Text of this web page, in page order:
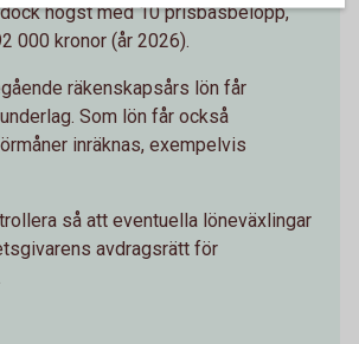
högst med 10 prisbasbelopp,
000 kronor (år 2026).
räkenskapsårs lön får
Som lön får också
inräknas, exempelvis
så att eventuella löneväxlingar
avdragsrätt för